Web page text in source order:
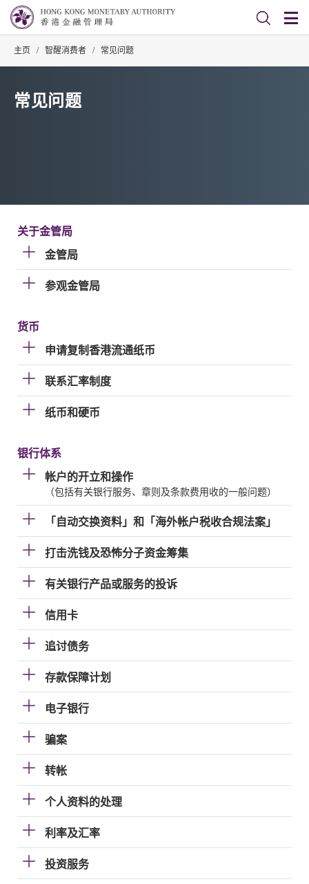
主页 / 智醒消费者 / 常见问题
常见问题
关于金管局
金管局
参观金管局
货币
申请复制香港流通纸币
联系汇率制度
纸币和硬币
银行体系
帐户的开立和操作
（包括有关银行服务、章则及条款费用收的一般问题）
「自动交换资料」和「海外帐户税收合规法案」
打击洗钱及恐怖分子资金筹集
有关银行产品或服务的投诉
信用卡
追讨债务
存款保障计划
电子银行
骗案
转帐
个人资料的处理
利率及汇率
投资服务